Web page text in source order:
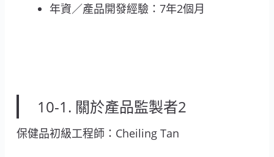
年資／產品開發經驗：7年2個月
10-1. 關於產品監製者2
保健品初級工程師：Cheiling Tan